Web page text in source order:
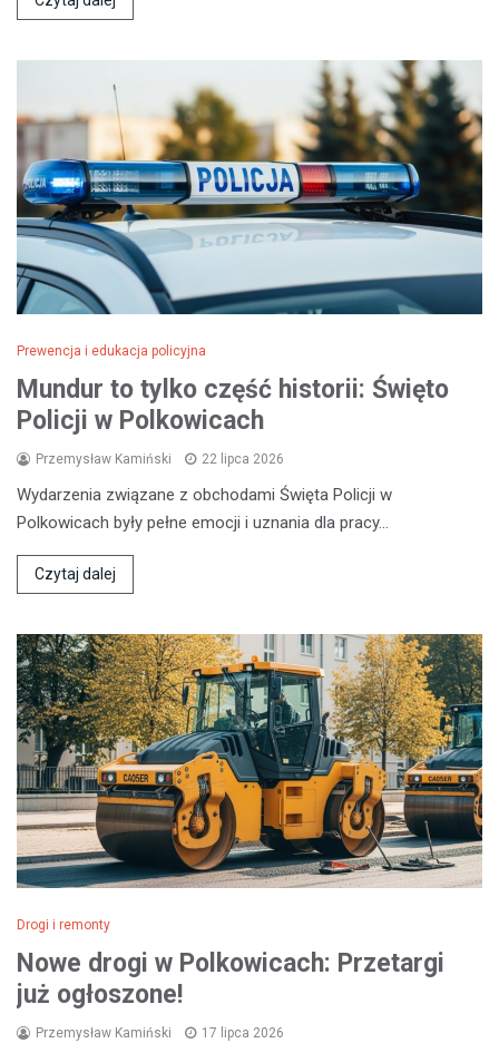
Prewencja i edukacja policyjna
Mundur to tylko część historii: Święto
Policji w Polkowicach
Przemysław Kamiński 22 lipca 2026
Wydarzenia związane z obchodami Święta Policji w
Polkowicach były pełne emocji i uznania dla pracy…
Czytaj dalej
Drogi i remonty
Nowe drogi w Polkowicach: Przetargi
już ogłoszone!
Przemysław Kamiński 17 lipca 2026